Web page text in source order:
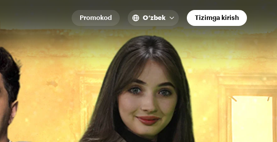
Promokod O‘zbek Tizimga kirish